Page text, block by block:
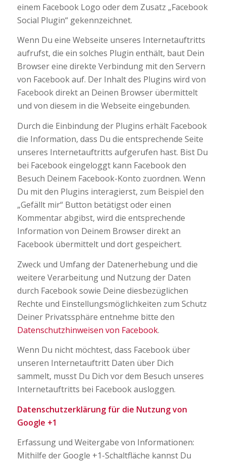
einem Facebook Logo oder dem Zusatz „Facebook
Social Plugin“ gekennzeichnet.
Wenn Du eine Webseite unseres Internetauftritts
aufrufst, die ein solches Plugin enthält, baut Dein
Browser eine direkte Verbindung mit den Servern
von Facebook auf. Der Inhalt des Plugins wird von
Facebook direkt an Deinen Browser übermittelt
und von diesem in die Webseite eingebunden.
Durch die Einbindung der Plugins erhält Facebook
die Information, dass Du die entsprechende Seite
unseres Internetauftritts aufgerufen hast. Bist Du
bei Facebook eingeloggt kann Facebook den
Besuch Deinem Facebook-Konto zuordnen. Wenn
Du mit den Plugins interagierst, zum Beispiel den
„Gefällt mir“ Button betätigst oder einen
Kommentar abgibst, wird die entsprechende
Information von Deinem Browser direkt an
Facebook übermittelt und dort gespeichert.
Zweck und Umfang der Datenerhebung und die
weitere Verarbeitung und Nutzung der Daten
durch Facebook sowie Deine diesbezüglichen
Rechte und Einstellungsmöglichkeiten zum Schutz
Deiner Privatssphäre entnehme bitte den
Datenschutzhinweisen von Facebook.
Wenn Du nicht möchtest, dass Facebook über
unseren Internetauftritt Daten über Dich
sammelt, musst Du Dich vor dem Besuch unseres
Internetauftritts bei Facebook ausloggen.
Datenschutzerklärung für die Nutzung von
Google +1
Erfassung und Weitergabe von Informationen:
Mithilfe der Google +1-Schaltfläche kannst Du